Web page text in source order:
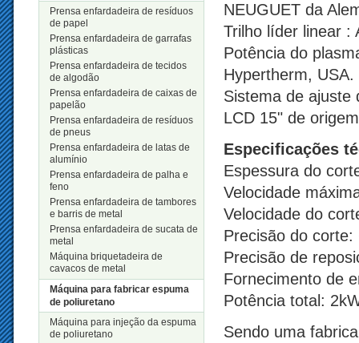
Prensa enfardadeira de resíduos
de papel
Prensa enfardadeira de garrafas
plásticas
Prensa enfardadeira de tecidos
de algodão
Prensa enfardadeira de caixas de
papelão
Prensa enfardadeira de resíduos
de pneus
Prensa enfardadeira de latas de
alumínio
Prensa enfardadeira de palha e
feno
Prensa enfardadeira de tambores
e barris de metal
Prensa enfardadeira de sucata de
metal
Máquina briquetadeira de
cavacos de metal
Máquina para fabricar espuma
de poliuretano
Máquina para injeção da espuma
de poliuretano
NEUGUET da
Trilho líder linear :
Potência do
Hypertherm, USA.
Sistema de ajuste
LCD 15" de
Especificações
Espessura do
Velocidade
Velocidade do
Precisão do
Precisão de
Fornecimento de
Potência total:
Sendo uma